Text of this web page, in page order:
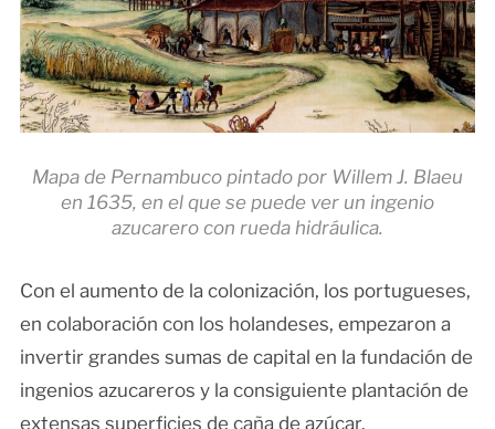
Mapa de Pernambuco pintado por Willem J. Blaeu
en 1635, en el que se puede ver un ingenio
azucarero con rueda hidráulica.
Con el aumento de la colonización, los portugueses,
en colaboración con los holandeses, empezaron a
invertir grandes sumas de capital en la fundación de
ingenios azucareros y la consiguiente plantación de
extensas superficies de caña de azúcar.